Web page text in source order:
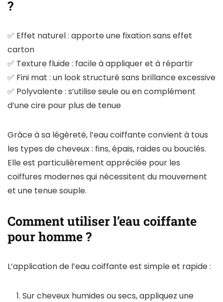
?
✅ Effet naturel : apporte une fixation sans effet
carton
✅ Texture fluide : facile à appliquer et à répartir
✅ Fini mat : un look structuré sans brillance excessive
✅ Polyvalente : s’utilise seule ou en complément
d’une cire pour plus de tenue
Grâce à sa légèreté, l’eau coiffante convient à tous
les types de cheveux : fins, épais, raides ou bouclés.
Elle est particulièrement appréciée pour les
coiffures modernes qui nécessitent du mouvement
et une tenue souple.
Comment utiliser l’eau coiffante
pour homme ?
L’application de l’eau coiffante est simple et rapide :
Sur cheveux humides ou secs, appliquez une